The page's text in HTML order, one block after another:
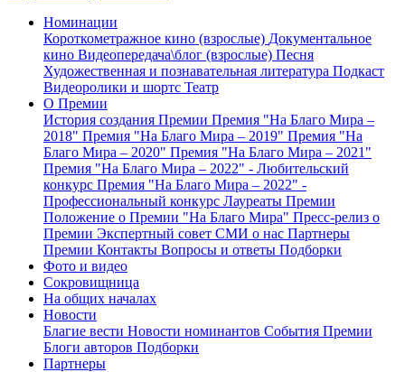
Номинации
Короткометражное кино (взрослые) Документальное
кино Видеопередача\блог (взрослые) Песня
Художественная и познавательная литература Подкаст
Видеоролики и шортс Театр
О Премии
История создания Премии Премия "На Благо Мира –
2018" Премия "На Благо Мира – 2019" Премия "На
Благо Мира – 2020" Премия "На Благо Мира – 2021"
Премия "На Благо Мира – 2022" - Любительский
конкурс Премия "На Благо Мира – 2022" -
Профессиональный конкурс Лауреаты Премии
Положение о Премии "На Благо Мира" Пресс-релиз о
Премии Экспертный совет СМИ о нас Партнеры
Премии Контакты Вопросы и ответы Подборки
Фото и видео
Сокровищница
На общих началах
Новости
Благие вести Новости номинантов События Премии
Блоги авторов Подборки
Партнеры